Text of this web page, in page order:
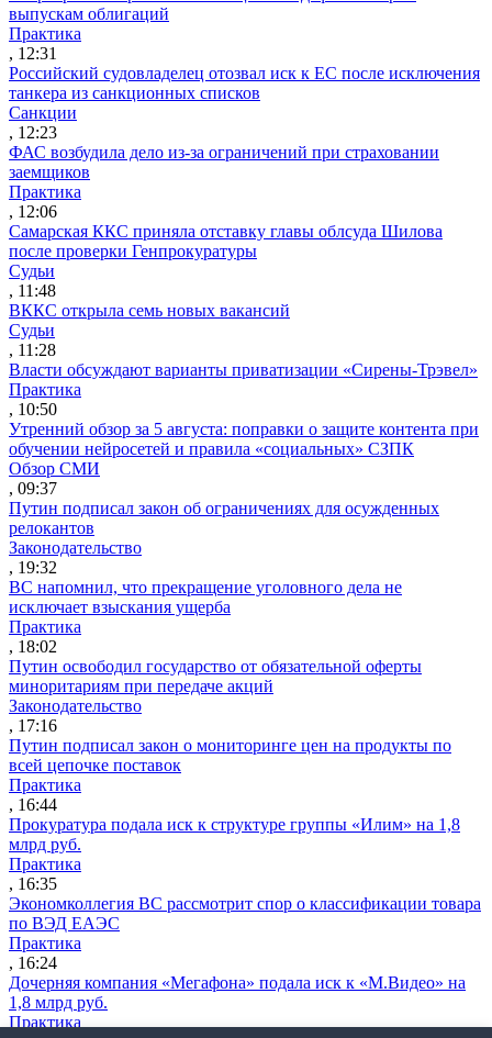
выпускам облигаций
Практика
, 12:31
Российский судовладелец отозвал иск к ЕС после исключения
танкера из санкционных списков
Санкции
, 12:23
ФАС возбудила дело из-за ограничений при страховании
заемщиков
Практика
, 12:06
Самарская ККС приняла отставку главы облсуда Шилова
после проверки Генпрокуратуры
Судьи
, 11:48
ВККС открыла семь новых вакансий
Судьи
, 11:28
Власти обсуждают варианты приватизации «Сирены-Трэвел»
Практика
, 10:50
Утренний обзор за 5 августа: поправки о защите контента при
обучении нейросетей и правила «социальных» СЗПК
Обзор СМИ
, 09:37
Путин подписал закон об ограничениях для осужденных
релокантов
Законодательство
, 19:32
ВС напомнил, что прекращение уголовного дела не
исключает взыскания ущерба
Практика
, 18:02
Путин освободил государство от обязательной оферты
миноритариям при передаче акций
Законодательство
, 17:16
Путин подписал закон о мониторинге цен на продукты по
всей цепочке поставок
Практика
, 16:44
Прокуратура подала иск к структуре группы «Илим» на 1,8
млрд руб.
Практика
, 16:35
Экономколлегия ВС рассмотрит спор о классификации товара
по ВЭД ЕАЭС
Практика
, 16:24
Дочерняя компания «Мегафона» подала иск к «М.Видео» на
1,8 млрд руб.
Практика